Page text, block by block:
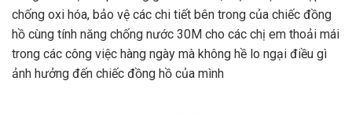
chống oxi hóa, bảo vệ các chi tiết bên trong của chiếc đồng
hồ cùng tính năng chống nước 30M cho các chị em thoải mái
trong các công việc hàng ngày mà không hề lo ngại điều gì
ảnh hưởng đến chiếc đồng hồ của mình